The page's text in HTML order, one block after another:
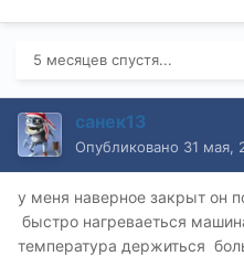
5 месяцев спустя...
санек13
Опубликовано 31 мая,
у меня наверное закрыт он
быстро нагреваеться
температура держиться